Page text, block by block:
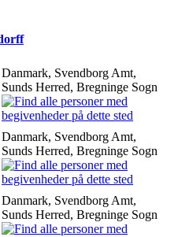
Danmark, Svendborg Amt,
Sunds Herred, Bregninge Sogn
Danmark, Svendborg Amt,
Sunds Herred, Bregninge Sogn
Danmark, Svendborg Amt,
Sunds Herred, Bregninge Sogn